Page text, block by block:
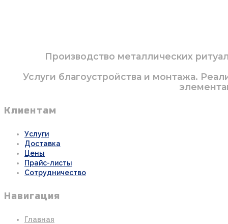
Производство металлических
Услуги благоустройства и монтажа.
Клиентам
Услуги
Доставка
Цены
Прайс-листы
Сотрудничество
Навигация
Главная